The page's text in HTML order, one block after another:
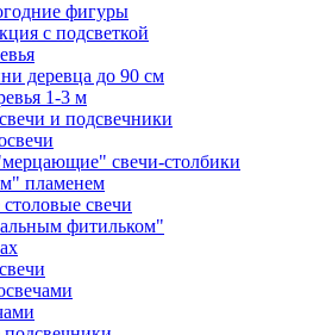
фигуры
с подсветкой
деревца до 90 см
1-3 м
и подсвечники
свечи-столбики
пламенем
свечи
фитильком"